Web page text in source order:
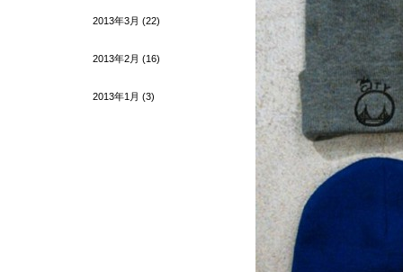
2013年3月 (22)
2013年2月 (16)
2013年1月 (3)